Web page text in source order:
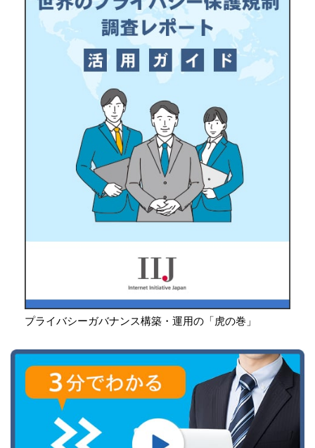
プライバシーガバナンス構築・運用の「虎の巻」